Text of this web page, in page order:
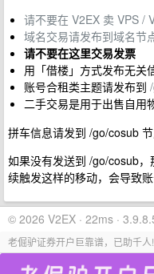
请不要在 V2EX 卖 VPS /
域名交易请发布到域名节
请不要在这里交易发票
用「借楼」方式发布无关
账号合租类主题请发布到
二手交易是用于出售自用
拼车信息请发到 /go/cosub 节
如果没有发送到 /go/cosub
续触发这样的移动，会导致账
© 2026 V2EX · 22ms ·
老倔驴证券开户巨靠谱，已助千人!